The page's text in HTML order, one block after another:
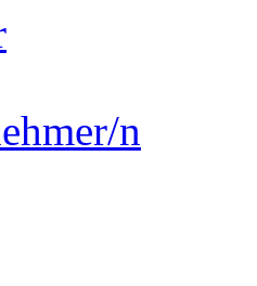
n